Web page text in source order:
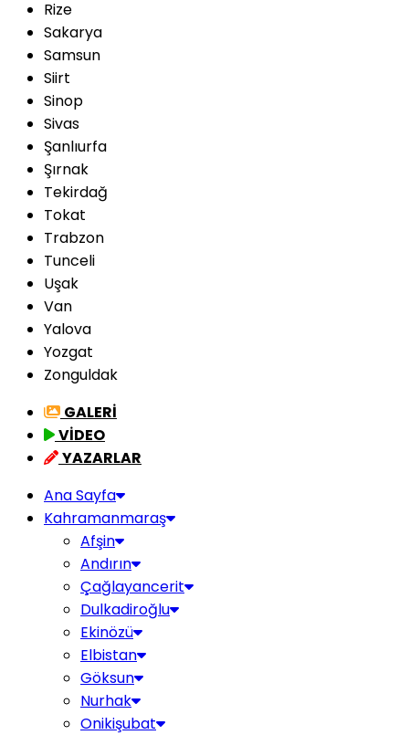
Rize
Sakarya
Samsun
Siirt
Sinop
Sivas
Şanlıurfa
Şırnak
Tekirdağ
Tokat
Trabzon
Tunceli
Uşak
Van
Yalova
Yozgat
Zonguldak
GALERİ
VİDEO
YAZARLAR
Ana Sayfa
Kahramanmaraş
Afşin
Andırın
Çağlayancerit
Dulkadiroğlu
Ekinözü
Elbistan
Göksun
Nurhak
Onikişubat